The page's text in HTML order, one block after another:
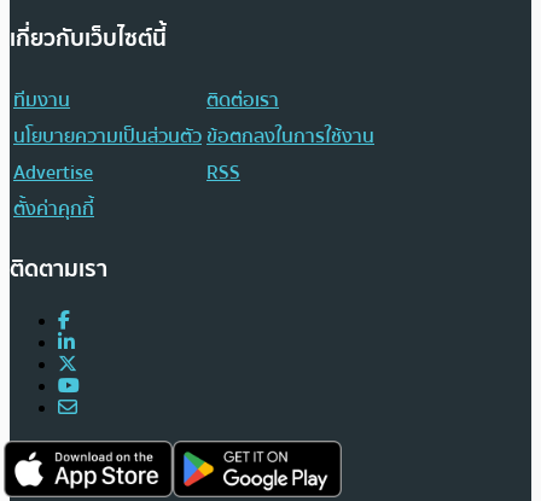
เกี่ยวกับเว็บไซต์นี้
ทีมงาน
ติดต่อเรา
นโยบายความเป็นส่วนตัวข้อตกลงในการใช้งาน
Advertise
RSS
ตั้งค่าคุกกี้
ติดตามเรา